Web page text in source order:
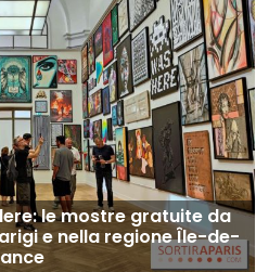
le mostre gratuite da
e nella regione Île-de-